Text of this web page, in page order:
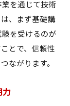
を通じて技術
、まず基礎講
を受けるのが
とで、信頼性
ながります。
力